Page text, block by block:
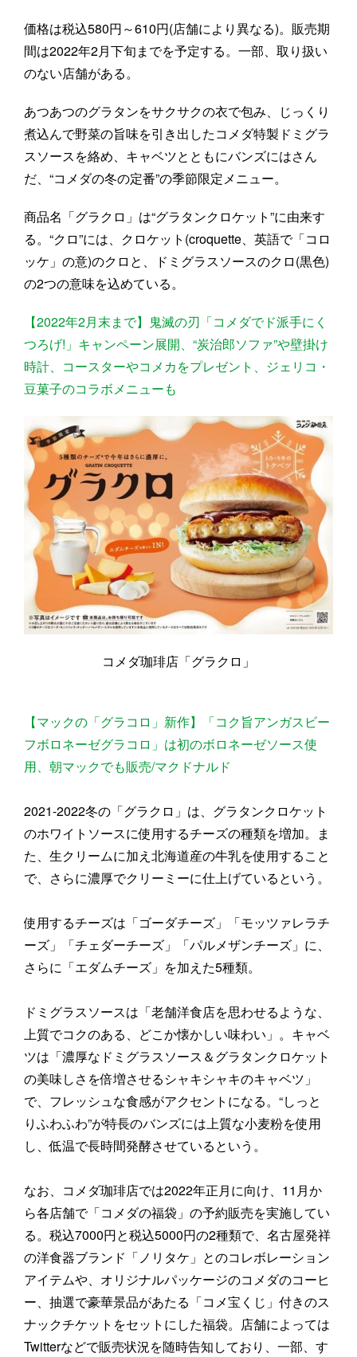
価格は税込580円～610円(店舗により異なる)。販売期
間は2022年2月下旬までを予定する。一部、取り扱い
のない店舗がある。
あつあつのグラタンをサクサクの衣で包み、じっくり
煮込んで野菜の旨味を引き出したコメダ特製ドミグラ
スソースを絡め、キャベツとともにバンズにはさん
だ、“コメダの冬の定番”の季節限定メニュー。
商品名「グラクロ」は“グラタンクロケット”に由来す
る。“クロ”には、クロケット(croquette、英語で「コロ
ッケ」の意)のクロと、ドミグラスソースのクロ(黒色)
の2つの意味を込めている。
【2022年2月末まで】鬼滅の刃「コメダでド派手にく
つろげ!」キャンペーン展開、“炭治郎ソファ”や壁掛け
時計、コースターやコメカをプレゼント、ジェリコ・
豆菓子のコラボメニューも
コメダ珈琲店「グラクロ」
【マックの「グラコロ」新作】「コク旨アンガスビー
フボロネーゼグラコロ」は初のボロネーゼソース使
用、朝マックでも販売/マクドナルド
2021-2022冬の「グラクロ」は、グラタンクロケット
のホワイトソースに使用するチーズの種類を増加。ま
た、生クリームに加え北海道産の牛乳を使用すること
で、さらに濃厚でクリーミーに仕上げているという。
使用するチーズは「ゴーダチーズ」「モッツァレラチ
ーズ」「チェダーチーズ」「パルメザンチーズ」に、
さらに「エダムチーズ」を加えた5種類。
ドミグラスソースは「老舗洋食店を思わせるような、
上質でコクのある、どこか懐かしい味わい」。キャベ
ツは「濃厚なドミグラスソース＆グラタンクロケット
の美味しさを倍増させるシャキシャキのキャベツ」
で、フレッシュな食感がアクセントになる。“しっと
りふわふわ”が特長のバンズには上質な小麦粉を使用
し、低温で長時間発酵させているという。
なお、コメダ珈琲店では2022年正月に向け、11月か
ら各店舗で「コメダの福袋」の予約販売を実施してい
る。税込7000円と税込5000円の2種類で、名古屋発祥
の洋食器ブランド「ノリタケ」とのコレボレーション
アイテムや、オリジナルパッケージのコメダのコーヒ
ー、抽選で豪華景品があたる「コメ宝くじ」付きのス
ナックチケットをセットにした福袋。店舗によっては
Twitterなどで販売状況を随時告知しており、一部、す